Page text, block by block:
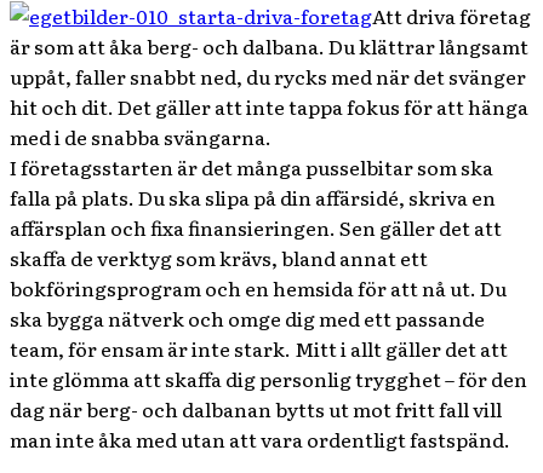
Att driva företag
är som att åka berg- och dalbana. Du klättrar långsamt
uppåt, faller snabbt ned, du rycks med när det svänger
hit och dit. Det gäller att inte tappa fokus för att hänga
med i de snabba svängarna.
I företagsstarten är det många pusselbitar som ska
falla på plats. Du ska slipa på din affärsidé, skriva en
affärsplan och fixa finansieringen. Sen gäller det att
skaffa de verktyg som krävs, bland annat ett
bokföringsprogram och en hemsida för att nå ut. Du
ska bygga nätverk och omge dig med ett passande
team, för ensam är inte stark. Mitt i allt gäller det att
inte glömma att skaffa dig personlig trygghet – för den
dag när berg- och dalbanan bytts ut mot fritt fall vill
man inte åka med utan att vara ordentligt fastspänd.